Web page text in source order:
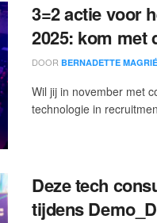
3=2 actie voor
2025: kom met
DOOR BERNADETTE MAGRIÉ
Wil jij in november met
technologie in
Deze tech
tijdens